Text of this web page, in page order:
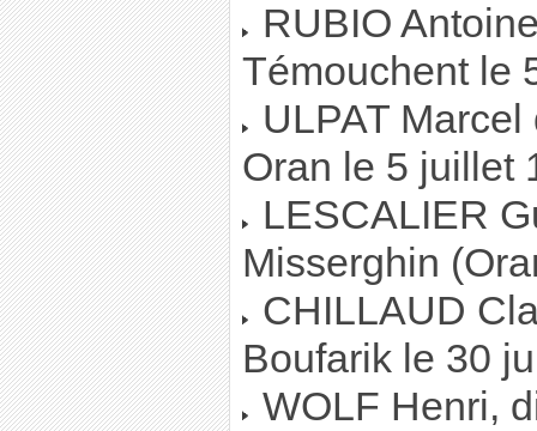
RUBIO
Témouchent le
ULPAT
Oran le 5 juillet
LESCALIER
Misserghin
CHILLAUD
Boufarik le 30
WOLF Henri,